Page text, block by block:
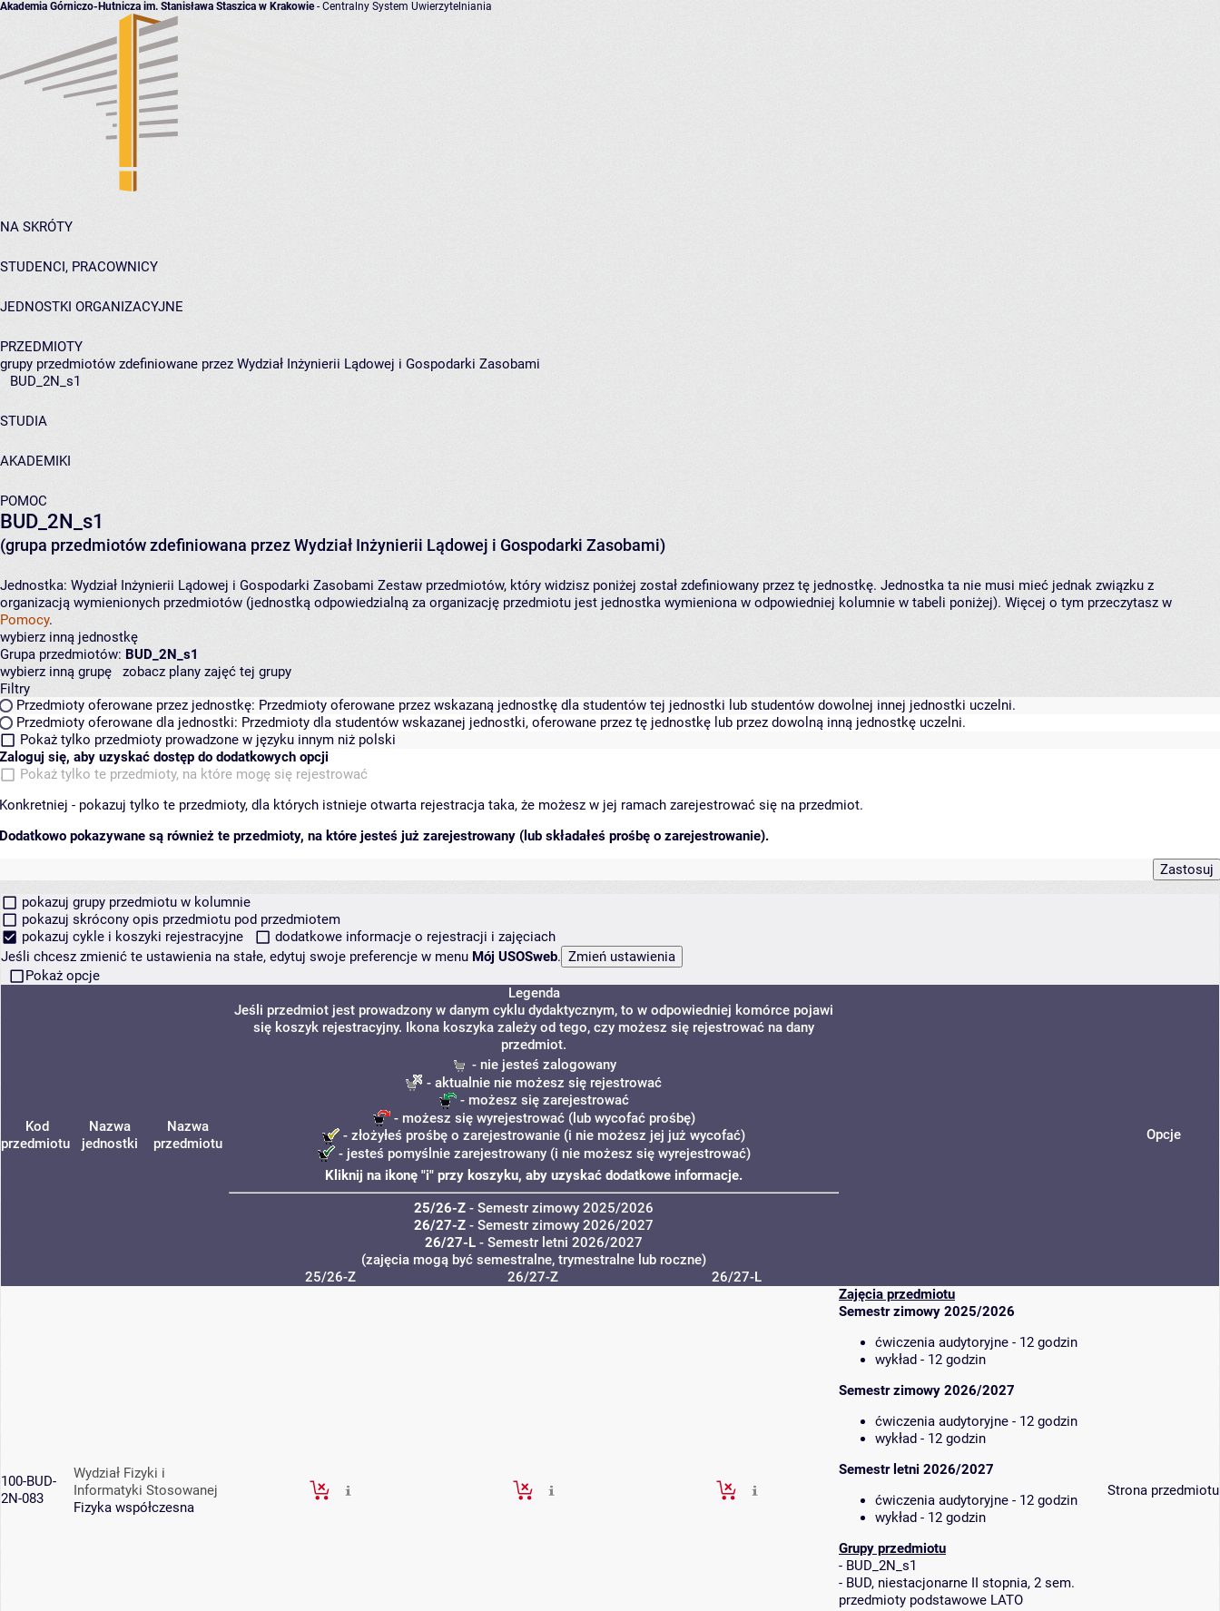
Akademia Górniczo-Hutnicza im. Stanisława Staszica w Krakowie- Centralny System Uwierzytelniania
NA SKRÓTY
STUDENCI, PRACOWNICY
JEDNOSTKI ORGANIZACYJNE
PRZEDMIOTY
grupy przedmiotów zdefiniowane przez Wydział Inżynierii Lądowej i Gospodarki Zasobami
BUD_2N_s1
STUDIA
AKADEMIKI
POMOC
BUD_2N_s1
(grupa przedmiotów zdefiniowana przez Wydział Inżynierii Lądowej i Gospodarki Zasobami)
Jednostka: Wydział Inżynierii Lądowej i Gospodarki Zasobami Zestaw przedmiotów, który widzisz poniżej został zdefiniowany przez tę jednostkę. Jednostka ta nie musi mieć jednak związku z
organizacją wymienionych przedmiotów (jednostką odpowiedzialną za organizację przedmiotu jest jednostka wymieniona w odpowiedniej kolumnie w tabeli poniżej). Więcej o tym przeczytasz w
Pomocy.
wybierz inną jednostkę
Grupa przedmiotów: BUD_2N_s1
wybierz inną grupę
zobacz plany zajęć tej grupy
Filtry
Przedmioty oferowane przez jednostkę: Przedmioty oferowane przez wskazaną jednostkę dla studentów tej jednostki lub studentów dowolnej innej jednostki uczelni.
Przedmioty oferowane dla jednostki: Przedmioty dla studentów wskazanej jednostki, oferowane przez tę jednostkę lub przez dowolną inną jednostkę uczelni.
Pokaż tylko przedmioty prowadzone w języku innym niż polski
Zaloguj się, aby uzyskać dostęp do dodatkowych opcji
Pokaż tylko te przedmioty, na które mogę się rejestrować
Konkretniej - pokazuj tylko te przedmioty, dla których istnieje otwarta rejestracja taka, że możesz w jej ramach zarejestrować się na przedmiot.
Dodatkowo pokazywane są również te przedmioty, na które jesteś już zarejestrowany (lub składałeś prośbę o zarejestrowanie).
pokazuj grupy przedmiotu w kolumnie
pokazuj skrócony opis przedmiotu pod przedmiotem
pokazuj cykle i koszyki rejestracyjne
dodatkowe informacje o rejestracji i zajęciach
Jeśli chcesz zmienić te ustawienia na stałe, edytuj swoje preferencje w menu Mój USOSweb.
Pokaż opcje
Kod
przedmiotu
Nazwa
jednostki
Nazwa
przedmiotu
Legenda
Jeśli przedmiot jest prowadzony w danym cyklu dydaktycznym, to w odpowiedniej komórce pojawi
się koszyk rejestracyjny. Ikona koszyka zależy od tego, czy możesz się rejestrować na dany
przedmiot.
- nie jesteś zalogowany
- aktualnie nie możesz się rejestrować
- możesz się zarejestrować
- możesz się wyrejestrować (lub wycofać prośbę)
- złożyłeś prośbę o zarejestrowanie (i nie możesz jej już wycofać)
- jesteś pomyślnie zarejestrowany (i nie możesz się wyrejestrować)
Kliknij na ikonę "i" przy koszyku, aby uzyskać dodatkowe informacje.
25/26-Z - Semestr zimowy 2025/2026
26/27-Z - Semestr zimowy 2026/2027
26/27-L - Semestr letni 2026/2027
(zajęcia mogą być semestralne, trymestralne lub roczne)
Opcje
25/26-Z 26/27-Z 26/27-L
100-BUD-
2N-083
Wydział Fizyki i
Informatyki Stosowanej
Fizyka współczesna
Zajęcia przedmiotu
Semestr zimowy 2025/2026
ćwiczenia audytoryjne - 12 godzin
wykład - 12 godzin
Semestr zimowy 2026/2027
ćwiczenia audytoryjne - 12 godzin
wykład - 12 godzin
Semestr letni 2026/2027
ćwiczenia audytoryjne - 12 godzin
wykład - 12 godzin
Grupy przedmiotu
- BUD_2N_s1
- BUD, niestacjonarne II stopnia, 2 sem.
przedmioty podstawowe LATO
Strona przedmiotu